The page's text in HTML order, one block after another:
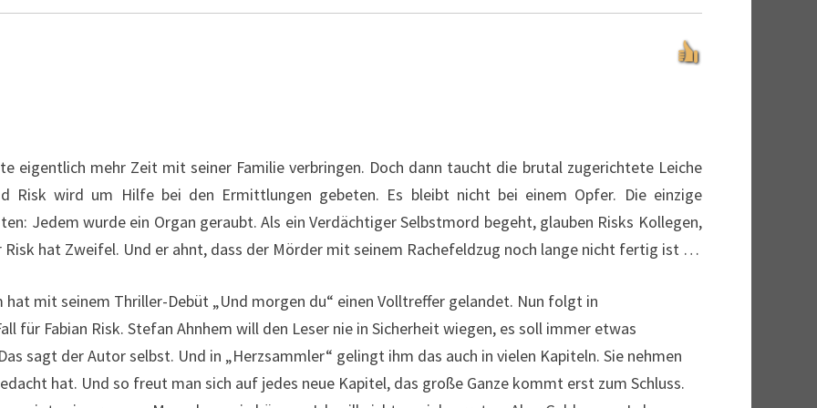
eigentlich mehr Zeit mit seiner Familie verbringen. Doch dann taucht die brutal zugerichtete Leiche
Risk wird um Hilfe bei den Ermittlungen gebeten. Es bleibt nicht bei einem Opfer. Die einzige
Jedem wurde ein Organ geraubt. Als ein Verdächtiger Selbstmord begeht, glauben Risks Kollegen,
Risk hat Zweifel. Und er ahnt, dass der Mörder mit seinem Rachefeldzug noch lange nicht fertig ist …
hat mit seinem Thriller-Debüt „Und morgen du“ einen Volltreffer gelandet. Nun folgt in
für Fabian Risk. Stefan Ahnhem will den Leser nie in Sicherheit wiegen, es soll immer etwas
sagt der Autor selbst. Und in „Herzsammler“ gelingt ihm das auch in vielen Kapiteln. Sie nehmen
hat. Und so freut man sich auf jedes neue Kapitel, das große Ganze kommt erst zum Schluss.